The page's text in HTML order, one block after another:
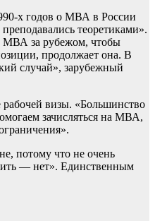
х годов о МВА в России
теоретиками».
МВА за рубежом, чтобы
продолжает она. В
случай», зарубежный
рабочей визы. «Большинство
зачисляться на МВА,
потому что не очень
— нет». Единственным